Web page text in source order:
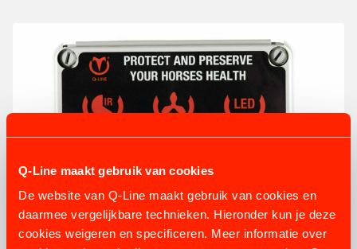
Q-Line maakt gebruik van cookies
De website van Q-Line maakt gebruik van cookies en
daarmee vergelijkbare technieken. Hieronder kun je deze
cookies weigeren en specificeren. Meer informatie over